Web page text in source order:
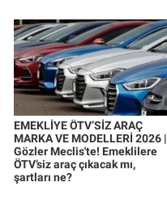
EMEKLİYE ÖTV’SİZ ARAÇ
MARKA VE MODELLERİ 2026 |
Gözler Meclis'te! Emeklilere
ÖTV’siz araç çıkacak mı,
şartları ne?